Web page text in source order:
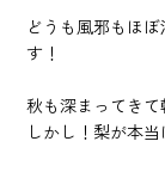
どうも風邪もほ
す！
秋も深まってき
しかし！梨が本